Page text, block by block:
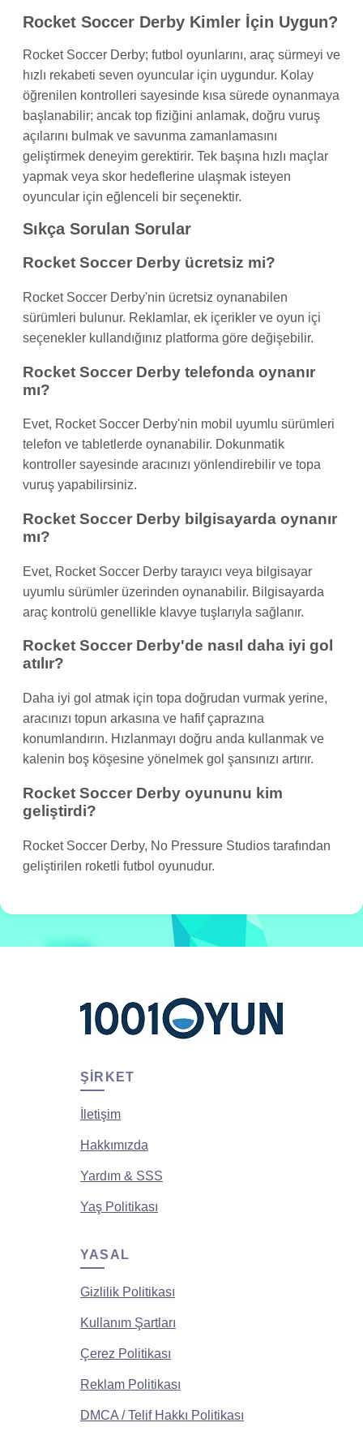
Rocket Soccer Derby Kimler İçin Uygun?
Rocket Soccer Derby; futbol oyunlarını, araç sürmeyi ve
hızlı rekabeti seven oyuncular için uygundur. Kolay
öğrenilen kontrolleri sayesinde kısa sürede oynanmaya
başlanabilir; ancak top fiziğini anlamak, doğru vuruş
açılarını bulmak ve savunma zamanlamasını
geliştirmek deneyim gerektirir. Tek başına hızlı maçlar
yapmak veya skor hedeflerine ulaşmak isteyen
oyuncular için eğlenceli bir seçenektir.
Sıkça Sorulan Sorular
Rocket Soccer Derby ücretsiz mi?
Rocket Soccer Derby'nin ücretsiz oynanabilen
sürümleri bulunur. Reklamlar, ek içerikler ve oyun içi
seçenekler kullandığınız platforma göre değişebilir.
Rocket Soccer Derby telefonda oynanır
mı?
Evet, Rocket Soccer Derby'nin mobil uyumlu sürümleri
telefon ve tabletlerde oynanabilir. Dokunmatik
kontroller sayesinde aracınızı yönlendirebilir ve topa
vuruş yapabilirsiniz.
Rocket Soccer Derby bilgisayarda oynanır
mı?
Evet, Rocket Soccer Derby tarayıcı veya bilgisayar
uyumlu sürümler üzerinden oynanabilir. Bilgisayarda
araç kontrolü genellikle klavye tuşlarıyla sağlanır.
Rocket Soccer Derby'de nasıl daha iyi gol
atılır?
Daha iyi gol atmak için topa doğrudan vurmak yerine,
aracınızı topun arkasına ve hafif çaprazına
konumlandırın. Hızlanmayı doğru anda kullanmak ve
kalenin boş köşesine yönelmek gol şansınızı artırır.
Rocket Soccer Derby oyununu kim
geliştirdi?
Rocket Soccer Derby, No Pressure Studios tarafından
geliştirilen roketli futbol oyunudur.
ŞIRKET
İletişim
Hakkımızda
Yardım & SSS
Yaş Politikası
YASAL
Gizlilik Politikası
Kullanım Şartları
Çerez Politikası
Reklam Politikası
DMCA / Telif Hakkı Politikası